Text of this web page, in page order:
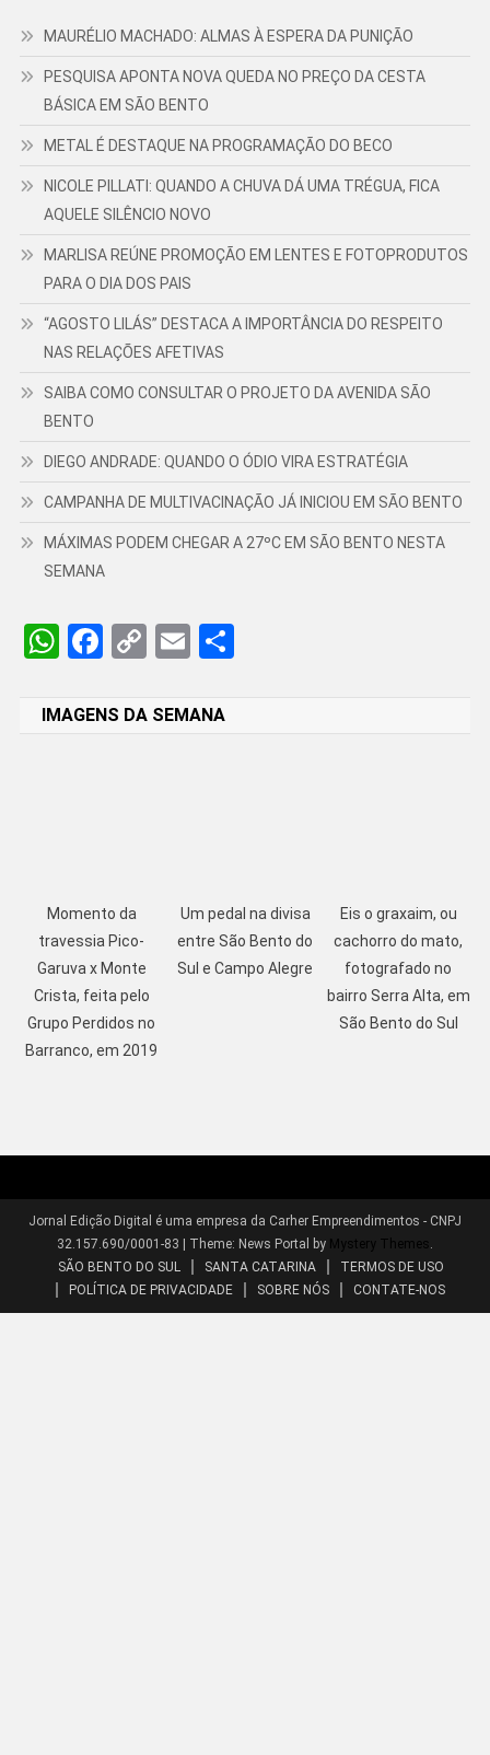
MAURÉLIO MACHADO: ALMAS À ESPERA DA PUNIÇÃO
PESQUISA APONTA NOVA QUEDA NO PREÇO DA CESTA
BÁSICA EM SÃO BENTO
METAL É DESTAQUE NA PROGRAMAÇÃO DO BECO
NICOLE PILLATI: QUANDO A CHUVA DÁ UMA TRÉGUA, FICA
AQUELE SILÊNCIO NOVO
MARLISA REÚNE PROMOÇÃO EM LENTES E FOTOPRODUTOS
PARA O DIA DOS PAIS
“AGOSTO LILÁS” DESTACA A IMPORTÂNCIA DO RESPEITO
NAS RELAÇÕES AFETIVAS
SAIBA COMO CONSULTAR O PROJETO DA AVENIDA SÃO
BENTO
DIEGO ANDRADE: QUANDO O ÓDIO VIRA ESTRATÉGIA
CAMPANHA DE MULTIVACINAÇÃO JÁ INICIOU EM SÃO BENTO
MÁXIMAS PODEM CHEGAR A 27ºC EM SÃO BENTO NESTA
SEMANA
WhatsApp
Facebook
CopyEmail
IMAGENS DA SEMANA
Momento da
travessia Pico-
Garuva x Monte
Crista, feita pelo
Grupo Perdidos no
Barranco, em 2019
Um pedal na divisa
entre São Bento do
Sul e Campo Alegre
Eis o graxaim, ou
cachorro do mato,
fotografado no
bairro Serra Alta, em
São Bento do Sul
Jornal Edição Digital é uma empresa da Carher Empreendimentos - CNPJ
32.157.690/0001-83 | Theme: News Portal by Mystery Themes
SÃO BENTO DO SUL
SANTA CATARINA
TERMOS DE USO
POLÍTICA DE PRIVACIDADE
SOBRE NÓS CONTATE-NOS